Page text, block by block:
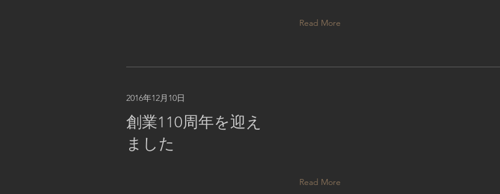
Read More
2016年12月10日
創業110周年を迎え
ました
Read More